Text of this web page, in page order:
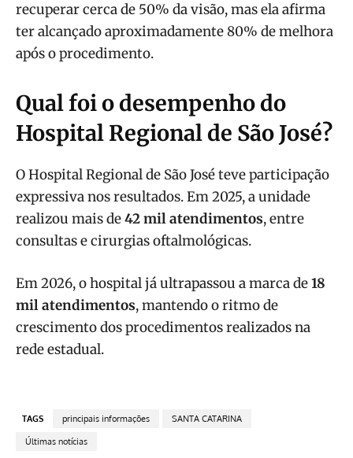
recuperar cerca de 50% da visão, mas ela afirma
ter alcançado aproximadamente 80% de melhora
após o procedimento.
Qual foi o desempenho do
Hospital Regional de São José?
O Hospital Regional de São José teve participação
expressiva nos resultados. Em 2025, a unidade
realizou mais de42 mil atendimentos, entre
consultas e cirurgias oftalmológicas.
Em 2026, o hospital já ultrapassou a marca de18
mil atendimentos, mantendo o ritmo de
crescimento dos procedimentos realizados na
rede estadual.
TAGS principais informações SANTA CATARINA
Últimas notícias